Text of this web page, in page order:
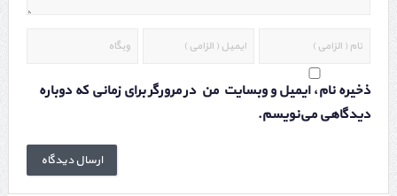
ذخیره نام، ایمیل و وبسایت من در مرورگر برای زمانی که دوباره
دیدگاهی می‌نویسم.